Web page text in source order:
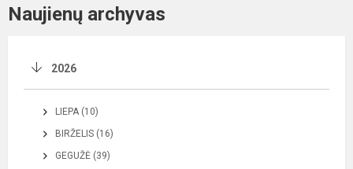
Naujienų archyvas
2026
LIEPA (10)
BIRŽELIS (16)
GEGUŽĖ (39)